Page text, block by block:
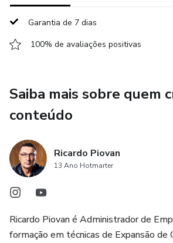
7- Como elevar a competência da
8- Como liderar e delegar para pessoas
10- Como administrar o tempo na
12- Como ser um líder com inteligência
13- Como contratar pessoas certas
14- Como desenvolver o marketing
mercado
Garantia de 7 dias
100% de avaliações positivas
Saiba mais sobre quem
conteúdo
Ricardo Piovan
13 Ano Hotmarter
Ricardo Piovan é Administrador de
formação em técnicas de Expansão de